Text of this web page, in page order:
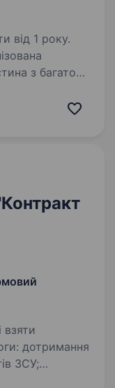
від 1 року.
з багатою
готовий
взяти
ЗСУ;